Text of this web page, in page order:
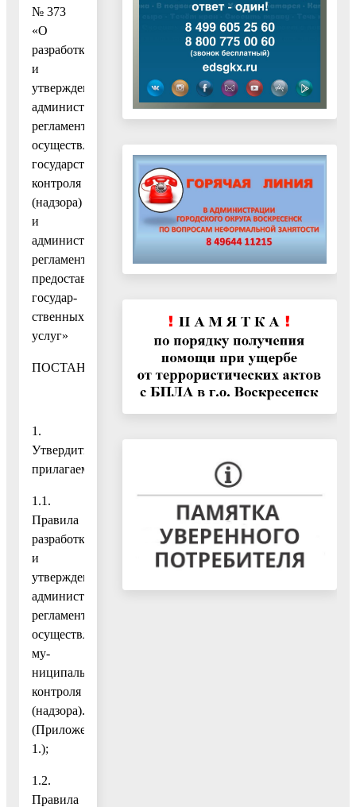
№ 373
«О
разработке
и
утверждении
административных
регламентов
осуществления
государственного
контроля
(надзора)
и
административных
регламентов
предоставления
государ-
ственных
услуг»
ПОСТАНОВЛЯЮ:
1.
Утвердить
прилагаемые:
1.1.
Правила
разработки
и
утверждения
административных
регламентов
осуществления
му-
ниципального
контроля
(надзора).
(Приложение
1.);
1.2.
Правила